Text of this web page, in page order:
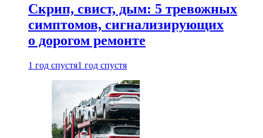
Скрип, свист, дым: 5 тревожных
симптомов, сигнализирующих
о дорогом ремонте
1 год спустя1 год спустя